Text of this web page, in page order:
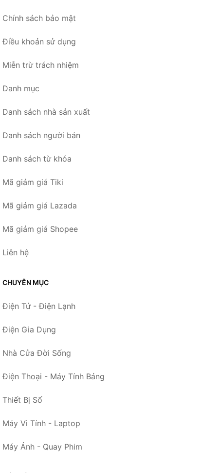
Chính sách bảo mật
Điều khoản sử dụng
Miễn trừ trách nhiệm
Danh mục
Danh sách nhà sản xuất
Danh sách người bán
Danh sách từ khóa
Mã giảm giá Tiki
Mã giảm giá Lazada
Mã giảm giá Shopee
Liên hệ
CHUYÊN MỤC
Điện Tử - Điện Lạnh
Điện Gia Dụng
Nhà Cửa Đời Sống
Điện Thoại - Máy Tính Bảng
Thiết Bị Số
Máy Vi Tính - Laptop
Máy Ảnh - Quay Phim